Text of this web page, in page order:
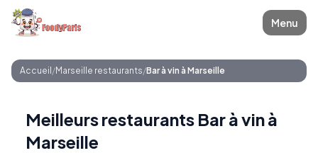
Menu
Accueil /Marseille restaurants/Bar à vin à Marseille
Meilleurs restaurants Bar à vin à
Marseille